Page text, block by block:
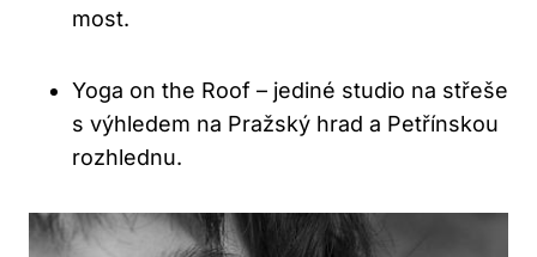
most.
Yoga on the Roof – jediné studio na střeše
s výhledem na Pražský hrad a Petřínskou
rozhlednu.